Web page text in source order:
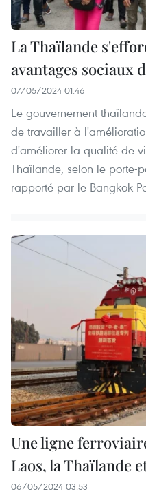
La Thaïlande
avantages sociaux
07/05/2024 01:46
Le gouvernement
de travailler à
d'améliorer la qualité de
Thaïlande, selon le porte-
rapporté par le Bangkok
Une ligne
Laos, la Thaïlande
06/05/2024 03:53